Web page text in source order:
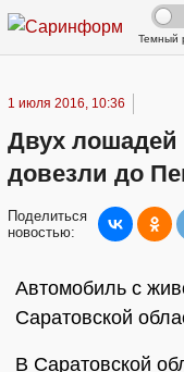
Темный
1 июля 2016, 10:36
Двух
довезли до
Поделиться
новостью:
Автомобиль с
Саратовской
В Саратовской